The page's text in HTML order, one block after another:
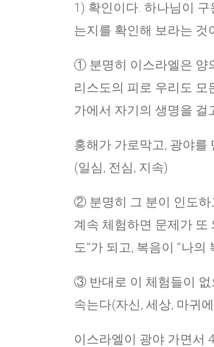
1) 확인이다. 하나님이
는지를 확인해 보라는 것
① 분명히 이스라엘은 양
리스도의 피로 우리도 모
가에서 자기의 생명을 걸
홍해가 가로막고, 광야를
(일심, 전심, 지속)
② 분명히 그 분이 인도하
계속 체험하면 문제가 또
도”가 되고, 복음이 “나의
③ 반대로 이 체험들이 없
속는다(자신, 세상, 마귀
이스라엘이 광야 가면서